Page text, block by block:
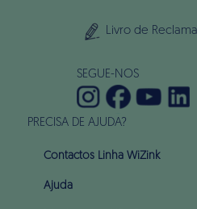
PRECISA DE AJUDA?
Contactos Linha WiZink
Ajuda
Livro de
SEGUE-NOS